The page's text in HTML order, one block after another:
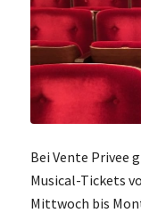
Bei Vente Privee
Musical-Tickets
Mittwoch bis